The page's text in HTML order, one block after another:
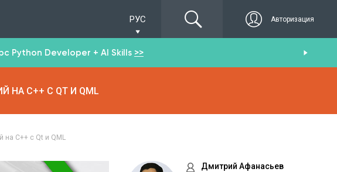
РУС Авторизация
Python Developer + AI Skills >>
НА C++ С QT И QML
на C++ с Qt и QML
Дмитрий Афанасьев